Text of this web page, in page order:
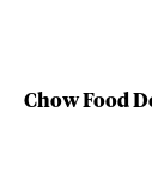
Chow Food